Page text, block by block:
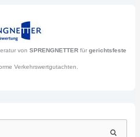
von SPRENGNETTER für gerichtsfeste
Verkehrswertgutachten.